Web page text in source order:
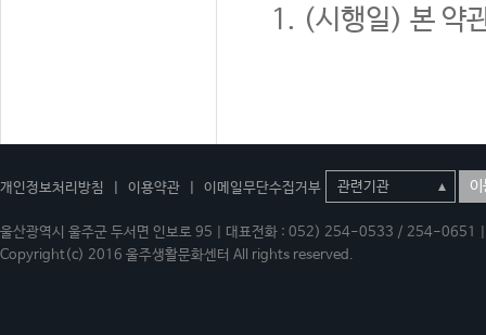
1. (시행일) 본 약
개인정보처리방침 이용약관 이메일무단수집거부 이
울산광역시 울주군 두서면 인보로 95 | 대표전화 : 052) 254-0533 / 254-
Copyright(c) 2016 울주생활문화센터 All rights reserved.